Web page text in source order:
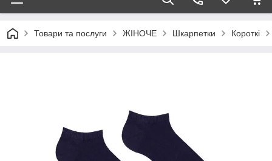
Товари та послуги ЖІНОЧЕ Шкарпетки Короткі